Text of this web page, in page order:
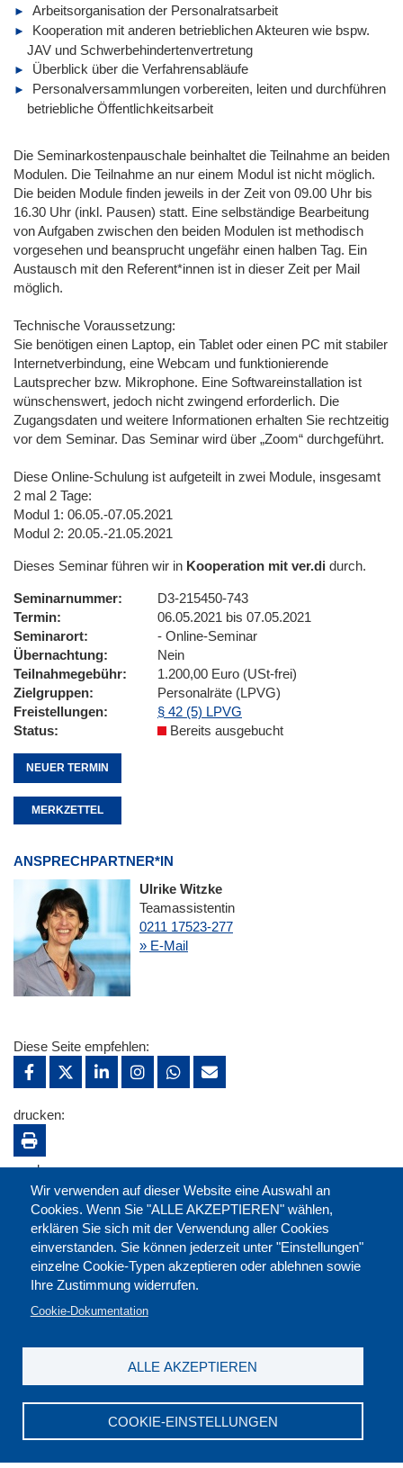
Arbeitsorganisation der Personalratsarbeit
Kooperation mit anderen betrieblichen Akteuren wie bspw.
JAV und Schwerbehindertenvertretung
Überblick über die Verfahrensabläufe
Personalversammlungen vorbereiten, leiten und durchführen
betriebliche Öffentlichkeitsarbeit
Die Seminarkostenpauschale beinhaltet die Teilnahme an beiden
Modulen. Die Teilnahme an nur einem Modul ist nicht möglich.
Die beiden Module finden jeweils in der Zeit von 09.00 Uhr bis
16.30 Uhr (inkl. Pausen) statt. Eine selbständige Bearbeitung
von Aufgaben zwischen den beiden Modulen ist methodisch
vorgesehen und beansprucht ungefähr einen halben Tag. Ein
Austausch mit den Referent*innen ist in dieser Zeit per Mail
möglich.
Technische Voraussetzung:
Sie benötigen einen Laptop, ein Tablet oder einen PC mit stabiler
Internetverbindung, eine Webcam und funktionierende
Lautsprecher bzw. Mikrophone. Eine Softwareinstallation ist
wünschenswert, jedoch nicht zwingend erforderlich. Die
Zugangsdaten und weitere Informationen erhalten Sie rechtzeitig
vor dem Seminar. Das Seminar wird über „Zoom“ durchgeführt.
Diese Online-Schulung ist aufgeteilt in zwei Module, insgesamt
2 mal 2 Tage:
Modul 1: 06.05.-07.05.2021
Modul 2: 20.05.-21.05.2021
Dieses Seminar führen wir in Kooperation mit ver.di durch.
Seminarnummer
D3-215450-743
Termin
06.05.2021 bis 07.05.2021
Seminarort
- Online-Seminar
Übernachtung
Nein
Teilnahmegebühr
1.200,00 Euro (USt-frei)
Zielgruppen
Personalräte (LPVG)
Freistellungen
§ 42 (5) LPVG
Status
Bereits ausgebucht
NEUER TERMIN
MERKZETTEL
ANSPRECHPARTNER*IN
Ulrike Witzke
Teamassistentin
0211 17523-277
» E-Mail
Wir verwenden auf dieser Website eine Auswahl an
Cookies. Wenn Sie "ALLE AKZEPTIEREN" wählen,
erklären Sie sich mit der Verwendung aller Cookies
einverstanden. Sie können jederzeit unter "Einstellungen"
einzelne Cookie-Typen akzeptieren oder ablehnen sowie
Ihre Zustimmung widerrufen.
Cookie-Dokumentation
COOKIE-EINSTELLUNGEN
ALLE AKZEPTIEREN
Diese Seite empfehlen:
drucken:
merken:
DGB-Bildungswerk NRW e.V. © 2026